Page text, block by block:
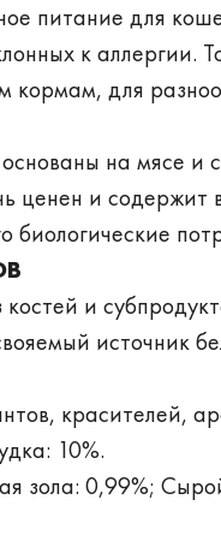
питание для
к аллергии.
кормам, для
на мясе и
ценен и
биологические
и
источник
красителей,
10%.
зола: 0,99%;